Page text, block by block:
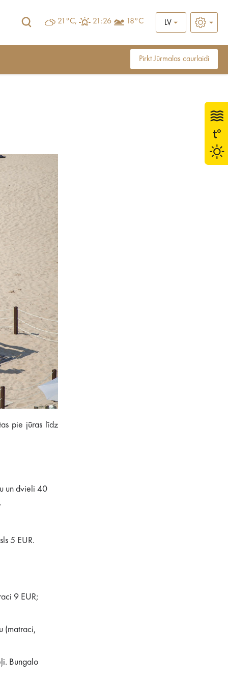
21°C, 21:26 18°C LV
Pirkt Jūrmalas caurlaidi
pie jūras līdz
un dvieli 40
5 EUR.
9 EUR;
(matraci,
Bungalo